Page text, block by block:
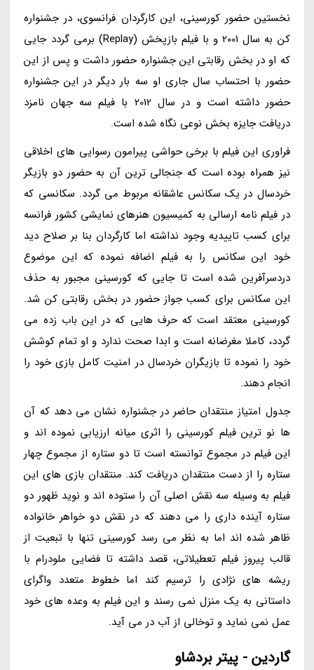
نخستین حضور کورسینی، این کارگردان فرانسوی، در جشنواره
کن به سال 2001 و با فیلم بازپخش (Replay) برمی گردد جایی
که او در بخش رقابتی این جشنواره حضور داشت و پس از این
حضور با احتساب سال جاری او سه بار دیگر در این جشنواره
حضور داشته است و در سال 2012 با فیلم سه جهان نامزد
دریافت جایزه بخش نوعی نگاه شده است.
فراوری این فیلم با برخی حواشی پیرامون رسوایی های اخلاقی
نیز همراه بوده است که جنجالی ترین آن به حضور دو بازیگر
خردسال در یک سکانس عاشقانه مربوط می گردد. سکانسی که
در فیلم نامه ارسالی به کمیسیون هنرهای نمایشی کشور فرانسه
برای کسب تاییدیه وجود نداشته اما کارگردان بنا بر صلاح دید
خود این سکانس را به فیلم اضافه نموده که این موضوع
دردسرآفرین شده است تا جایی که کورسینی مجبور به حذف
این سکانس برای کسب جواز حضور در بخش رقابتی کن شد.
کورسینی معتقد است که حرف هایی که در این باب زده می
گردد، کاملا مغرضانه است و ابدا صحت ندارد و او تمام کوشش
خود را نموده تا بازیگران خردسال در امنیت کامل بازی خود را
انجام دهند.
جدول امتیاز منتقدان حاضر در جشنواره نشان می دهد که آن
ها نو ترین فیلم کورسینی را اثری میانه ارزیابی نموده اند و
این فیلم در مجموع توانسته است تا دو ستاره از مجموع چهار
ستاره را از دست منتقدان دریافت کند. منتقدان بازی های این
فیلم به وسیله سه نقش اصلی آن را ستوده اند و نوید ظهور دو
ستاره آینده داری را می دهند که در نقش دو خواهر خانواده
ظاهر شده اند اما به نظر می رسد کورسینی تنها با تبعیت از
قالب پیروز فیلم تعطیلاتی، قصد داشته تا فضایی ملودرام با
ریشه های نژادی را ترسیم کند اما خطوط متعدد واگرای
داستانی به یک منزل نمی رسند و این فیلم به وعده های خود
عمل نمی نماید و توخالی از آب در می آید.
گاردین - پیتر بردشاو